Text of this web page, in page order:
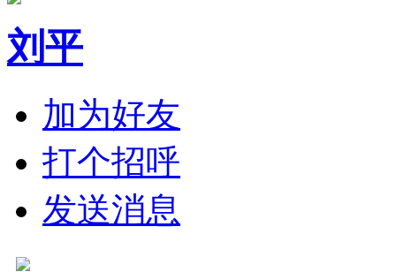
刘平
加为好友
打个招呼
发送消息